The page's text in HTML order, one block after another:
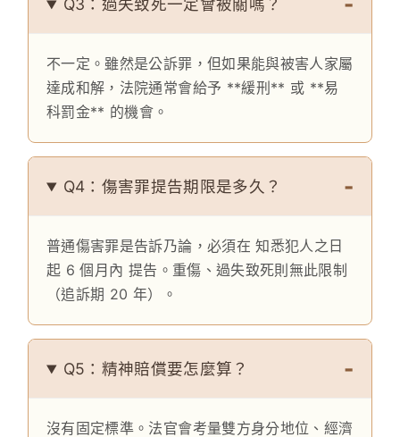
Q3：過失致死一定會被關嗎？
不一定。雖然是公訴罪，但如果能與被害人家屬
達成和解，法院通常會給予 **緩刑** 或 **易
科罰金** 的機會。
Q4：傷害罪提告期限是多久？
普通傷害罪是告訴乃論，必須在 知悉犯人之日
起 6 個月內 提告。重傷、過失致死則無此限制
（追訴期 20 年）。
Q5：精神賠償要怎麼算？
沒有固定標準。法官會考量雙方身分地位、經濟